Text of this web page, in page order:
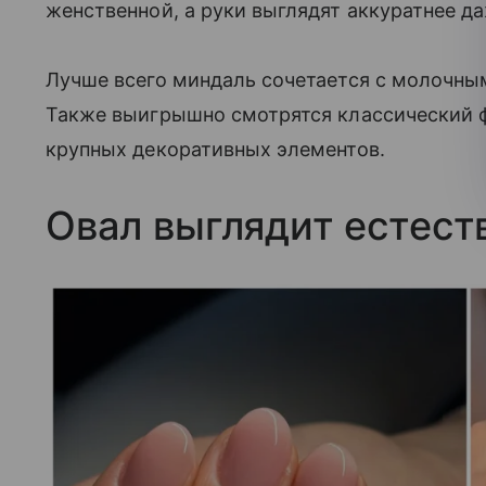
женственной, а руки выглядят аккуратнее
Лучше всего миндаль сочетается с
Также выигрышно смотрятся классический
крупных декоративных элементов.
Овал выглядит